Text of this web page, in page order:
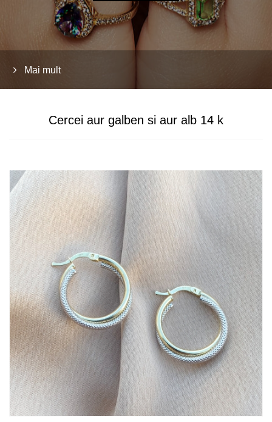
Mai mult
Cercei aur galben si aur alb 14 k